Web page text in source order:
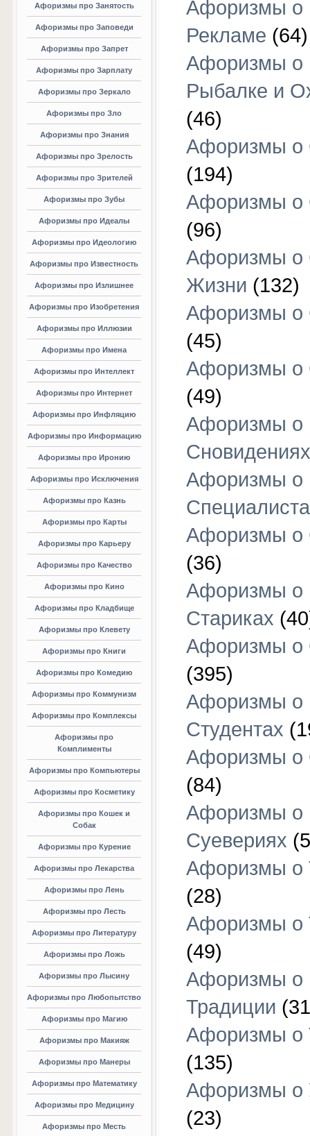
Афоризмы про Занятость
Афоризмы про Заповеди
Афоризмы про Запрет
Афоризмы про Зарплату
Афоризмы про Зеркало
Афоризмы про Зло
Афоризмы про Знания
Афоризмы про Зрелость
Афоризмы про Зрителей
Афоризмы про Зубы
Афоризмы про Идеалы
Афоризмы про Идеологию
Афоризмы про Известность
Афоризмы про Излишнее
Афоризмы про Изобретения
Афоризмы про Иллюзии
Афоризмы про Имена
Афоризмы про Интеллект
Афоризмы про Интернет
Афоризмы про Инфляцию
Афоризмы про Информацию
Афоризмы про Иронию
Афоризмы про Исключения
Афоризмы про Казнь
Афоризмы про Карты
Афоризмы про Карьеру
Афоризмы про Качество
Афоризмы про Кино
Афоризмы про Кладбище
Афоризмы про Клевету
Афоризмы про Книги
Афоризмы про Комедию
Афоризмы про Коммунизм
Афоризмы про Комплексы
Афоризмы про
Комплименты
Афоризмы про Компьютеры
Афоризмы про Косметику
Афоризмы про Кошек и
Собак
Афоризмы про Курение
Афоризмы про Лекарства
Афоризмы про Лень
Афоризмы про Лесть
Афоризмы про Литературу
Афоризмы про Ложь
Афоризмы про Лысину
Афоризмы про Любопытство
Афоризмы про Магию
Афоризмы про Макияж
Афоризмы про Манеры
Афоризмы про Математику
Афоризмы про Медицину
Афоризмы про Месть
Афоризмы о
Рекламе (64)
Афоризмы о
Рыбалке и
(46)
Афоризмы о
(194)
Афоризмы о
(96)
Афоризмы о
Жизни (132)
Афоризмы о
(45)
Афоризмы о
(49)
Афоризмы о
Сновидениях
Афоризмы о
Афоризмы о
(36)
Афоризмы о
Стариках
Афоризмы о
(395)
Афоризмы о
Студентах
Афоризмы о
(84)
Афоризмы о
Суевериях
Афоризмы о
(28)
Афоризмы о
(49)
Афоризмы о
Традиции
Афоризмы о
(135)
Афоризмы о
(23)